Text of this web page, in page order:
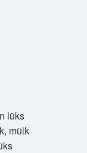
lüks
mülk